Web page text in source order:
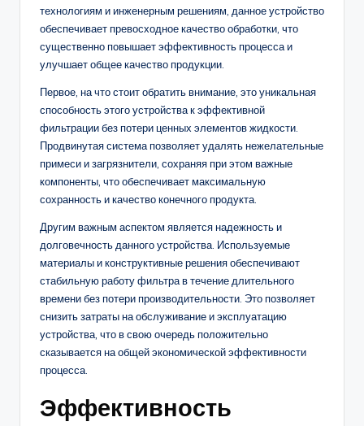
технологиям и инженерным решениям, данное устройство
обеспечивает превосходное качество обработки, что
существенно повышает эффективность процесса и
улучшает общее качество продукции.
Первое, на что стоит обратить внимание, это уникальная
способность этого устройства к эффективной
фильтрации без потери ценных элементов жидкости.
Продвинутая система позволяет удалять нежелательные
примеси и загрязнители, сохраняя при этом важные
компоненты, что обеспечивает максимальную
сохранность и качество конечного продукта.
Другим важным аспектом является надежность и
долговечность данного устройства. Используемые
материалы и конструктивные решения обеспечивают
стабильную работу фильтра в течение длительного
времени без потери производительности. Это позволяет
снизить затраты на обслуживание и эксплуатацию
устройства, что в свою очередь положительно
сказывается на общей экономической эффективности
процесса.
Эффективность